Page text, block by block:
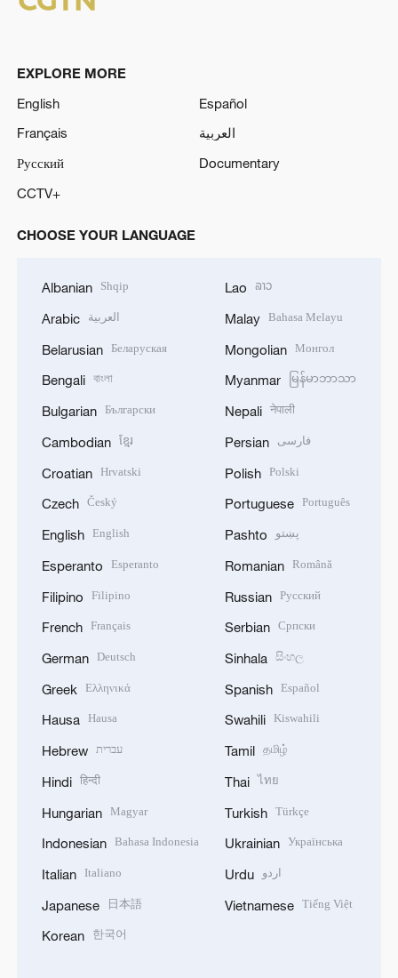
EXPLORE MORE
English
Español
Français
العربية
Русский
Documentary
CCTV+
CHOOSE YOUR LANGUAGE
Albanian Shqip
Arabic العربية
Belarusian Беларуская
Bengali বাংলা
Bulgarian Български
Cambodian ខ្មែរ
Croatian Hrvatski
Czech Český
English English
Esperanto Esperanto
Filipino Filipino
French Français
German Deutsch
Greek Ελληνικά
Hausa Hausa
Hebrew עברית
Hindi हिन्दी
Hungarian Magyar
Indonesian Bahasa Indonesia
Italian Italiano
Japanese 日本語
Korean 한국어
Lao ລາວ
Malay Bahasa Melayu
Mongolian Монгол
Myanmar မြန်မာဘာသာ
Nepali नेपाली
Persian فارسی
Polish Polski
Portuguese Português
Pashto پښتو
Romanian Română
Russian Русский
Serbian Српски
Sinhala සිංහල
Spanish Español
Swahili Kiswahili
Tamil தமிழ்
Thai ไทย
Turkish Türkçe
Ukrainian Українська
Urdu اردو
Vietnamese Tiếng Việt